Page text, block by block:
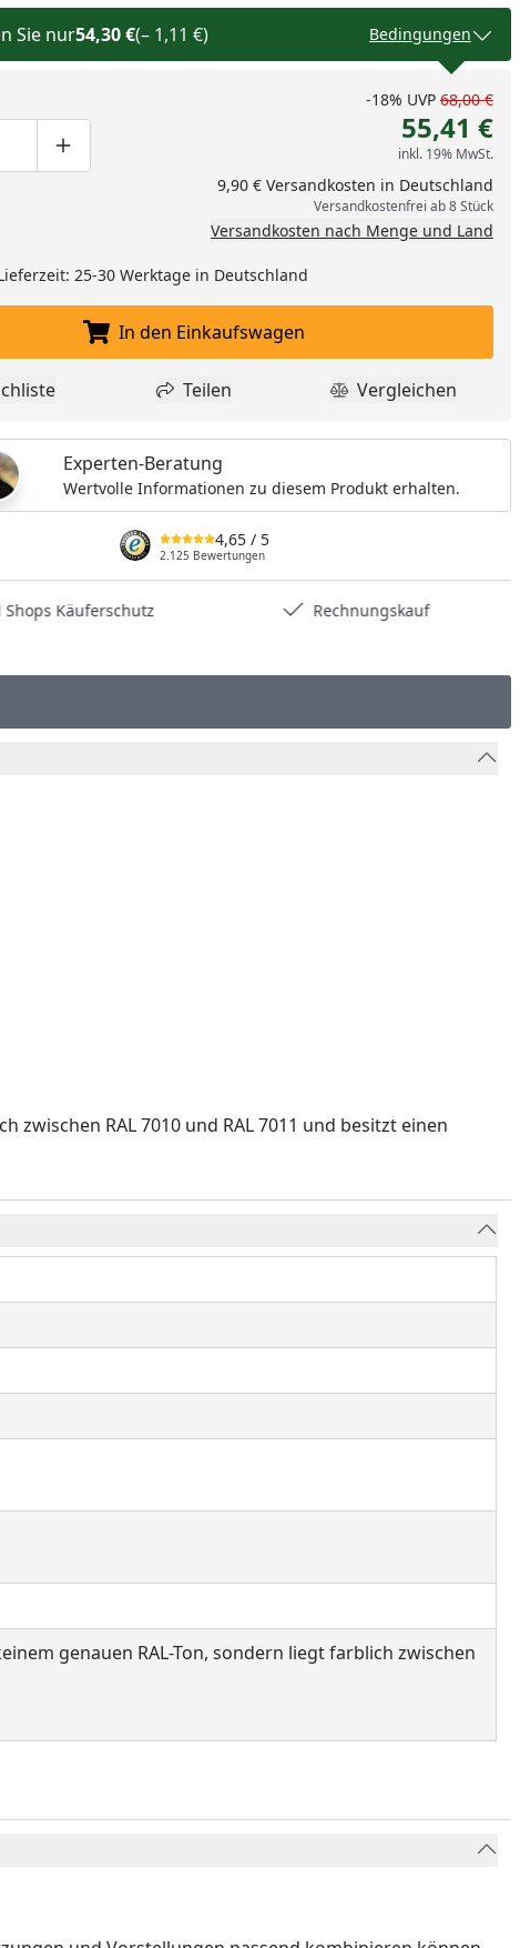
Sie nur54,30 €(– 1,11 €) Bedingungen
um eins verringern
manuell eingeben
Produktmenge um eins erhöhen
-18% UVP 68,00 €
55,41 €
inkl. 19% MwSt.
9,90 € Versandkosten in Deutschland
Versandkostenfrei ab 8 Stück
Versandkosten nach Menge und Land
25-30 Werktage in Deutschland
In den Einkaufswagen legen
In den Einkaufswagen
zur Wunschliste hinzufügen
Teilen
Teilen Produkt
Vergleichen
Experten-Beratung
Wertvolle Informationen zu diesem Produkt erhalten.
4,65 / 5
2.125 Bewertungen
Shops Käuferschutz Rechnungskauf
RAL 7010 und RAL 7011 und besitzt einen
genauen RAL-Ton, sondern liegt farblich zwischen